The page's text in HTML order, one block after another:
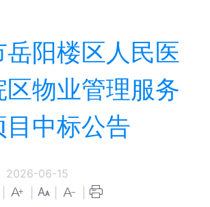
阳楼区人民医
区物业管理服务
目中标公告
2026-06-15